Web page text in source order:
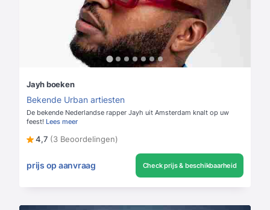
Jayh boeken
Bekende Urban artiesten
De bekende Nederlandse rapper Jayh uit Amsterdam knalt op uw
feest! Lees meer
4,7 (3 Beoordelingen)
prijs op aanvraag Check prijs & beschikbaarheid